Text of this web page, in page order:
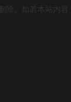
。如若本站内容